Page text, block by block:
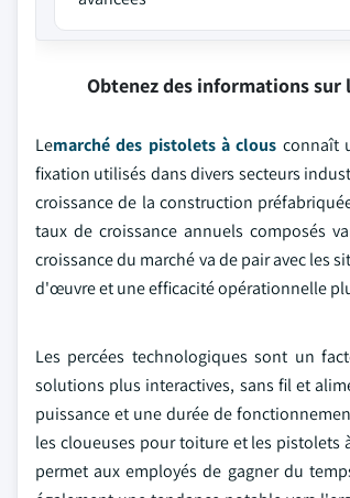
Obtenez des informations sur
Lemarché des pistolets à clous connaît
fixation utilisés dans divers secteurs
croissance de la construction
taux de croissance annuels composés
croissance du marché va de pair avec
d'œuvre et une efficacité opérationnelle
Les percées technologiques sont un
solutions plus interactives, sans fil et
puissance et une durée de
les cloueuses pour toiture et les
permet aux employés de gagner du